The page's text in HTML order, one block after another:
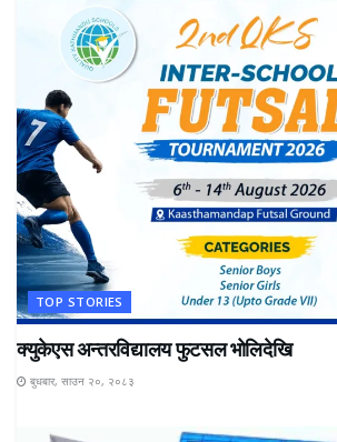
TOP STORIES
क्युकेएस अन्तरविद्यालय फुटसल भोलिदेखि
बुधबार, साउन २०, २०८३